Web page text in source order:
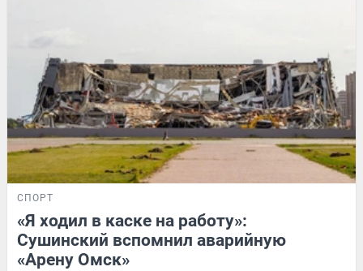
СПОРТ
«Я ходил в каске на работу»:
Сушинский вспомнил аварийную
«Арену Омск»